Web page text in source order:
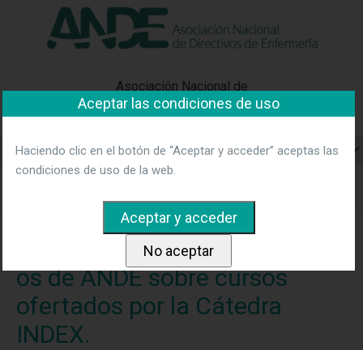
"Ver política"
Asociación Nacional de
Directivos de Enfermería
Home Noticias
Becas ofrecidas a asociadas-os de ANDE
Becas ofrecidas a asociadas-
os de ANDE sobre cursos
ofertados por la Cátedra
INDEX.
Aceptar las condiciones de uso
Haciendo clic en el botón de “Aceptar y acceder” aceptas las
condiciones de uso de la web.